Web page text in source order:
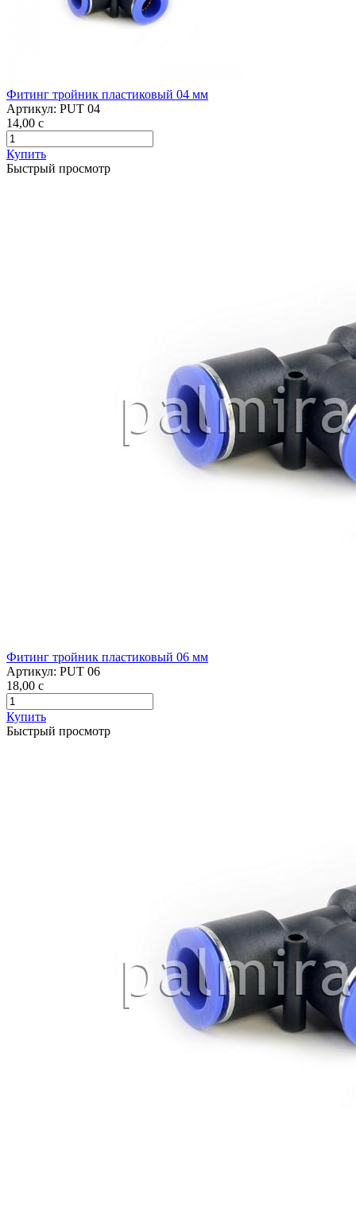
Фитинг тройник пластиковый 04 мм
Артикул: PUT 04
14,00 c
Купить
Быстрый просмотр
Фитинг тройник пластиковый 06 мм
Артикул: PUT 06
18,00 c
Купить
Быстрый просмотр